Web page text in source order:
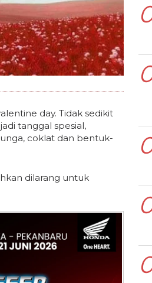
day. Tidak sedikit
tanggal spesial,
coklat dan bentuk-
dilarang untuk